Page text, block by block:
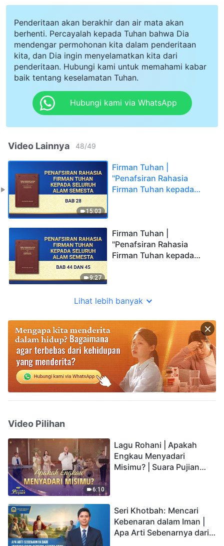
Penderitaan akan berakhir dan air mata akan
berhenti. Percayalah kepada Tuhan bahwa Dia
mendengar permohonan kita dalam penderitaan
kita, dan Dia ingin menyelamatkan kita dari
penderitaan. Hubungi kami untuk memahami kabar
baik tentang keselamatan Tuhan.
Hubungi kami via WhatsApp
Video Lainnya 48/49
15:03
Firman Tuhan |
"Penafsiran Rahasia
Firman Tuhan kepada
9:27
Firman Tuhan |
"Penafsiran Rahasia
Firman Tuhan kepada
Lihat lebih banyak
Video Pilihan
6:10
Lagu Rohani | Apakah
Engkau Menyadari
Misimu? | Suara Pujian
Seri Khotbah: Mencari
Kebenaran dalam Iman |
Apa Arti Sebenarnya dari